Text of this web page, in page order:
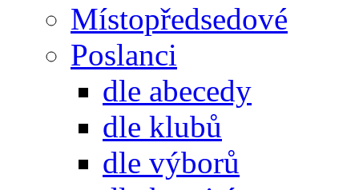
Místopředsedové
Poslanci
dle abecedy
dle klubů
dle výborů